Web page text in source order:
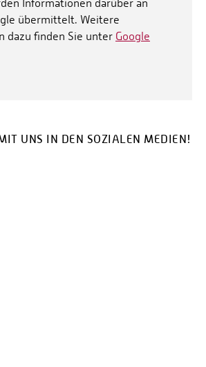
Informationen darüber an
übermittelt. Weitere
dazu finden Sie unter Google
UNS IN DEN SOZIALEN MEDIEN!